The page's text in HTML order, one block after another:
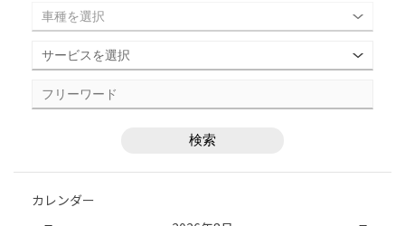
カレンダー